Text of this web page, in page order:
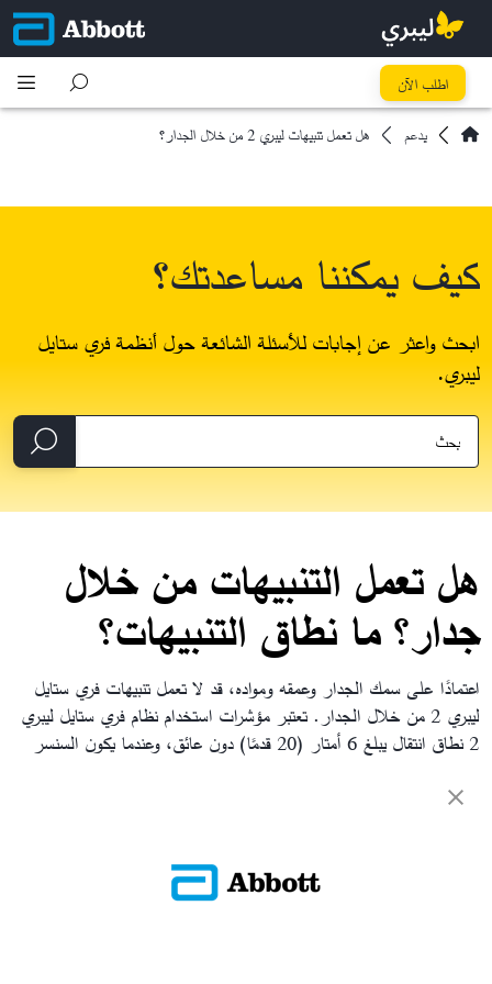
اطلب الآن
يدعم
هل تعمل تنبيهات ليبري 2 من خلال الجدار؟
كيف يمكننا مساعدتك؟
ابحث واعثر عن إجابات للأسئلة الشائعة حول أنظمة فري ستايل
ليبري.
هل تعمل التنبيهات من خلال
جدار؟ ما نطاق التنبيهات؟
اعتمادًا على سمك الجدار وعمقه ومواده، قد لا تعمل تنبيهات فري ستايل
ليبري 2 من خلال الجدار. تعتبر مؤشرات استخدام نظام فري ستايل ليبري
2 نطاق انتقال يبلغ 6 أمتار (20 قدمًا) دون عائق، وعندما يكون السنسر